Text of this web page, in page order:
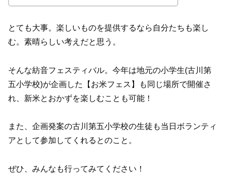
とても大事。楽しいものを提供するなら自分たちも楽し
む。素晴らしい考えだと思う。
そんな紡音フェスティバル。今年は地元の小学生(古川第
五小学校)が企画した【お米フェス】も同じ場所で開催さ
れ、新米とおかずを楽しむことも可能！
また、企画発案の古川第五小学校の生徒も当日ボランティ
アとして参加してくれるとのこと。
ぜひ、みんなも行ってみてください！